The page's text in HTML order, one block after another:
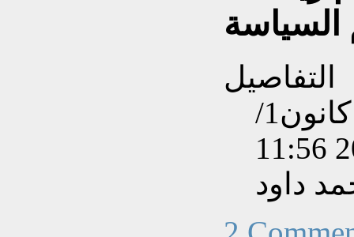
التفاصيل
تم إنشاءه بتاريخ الثلاثاء, 06 كانون1/
داود